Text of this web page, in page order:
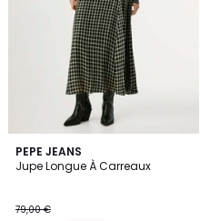
PEPE JEANS
Jupe Longue À Carreaux
79,00 €